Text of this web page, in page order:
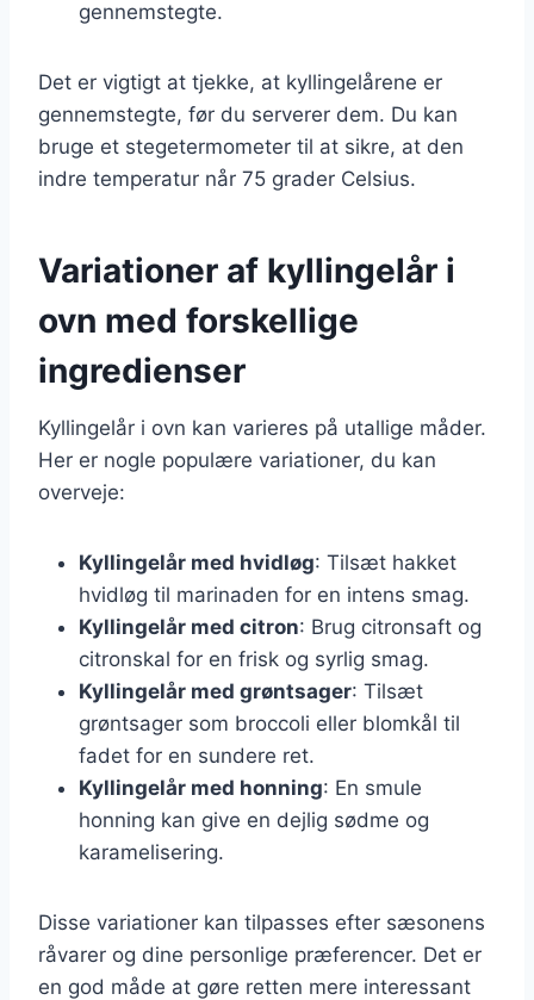
gennemstegte.
Det er vigtigt at tjekke, at kyllingelårene er
gennemstegte, før du serverer dem. Du kan
bruge et stegetermometer til at sikre, at den
indre temperatur når 75 grader Celsius.
Variationer af kyllingelår i
ovn med forskellige
ingredienser
Kyllingelår i ovn kan varieres på utallige måder.
Her er nogle populære variationer, du kan
overveje:
Kyllingelår med hvidløg: Tilsæt hakket
hvidløg til marinaden for en intens smag.
Kyllingelår med citron: Brug citronsaft og
citronskal for en frisk og syrlig smag.
Kyllingelår med grøntsager: Tilsæt
grøntsager som broccoli eller blomkål til
fadet for en sundere ret.
Kyllingelår med honning: En smule
honning kan give en dejlig sødme og
karamelisering.
Disse variationer kan tilpasses efter sæsonens
råvarer og dine personlige præferencer. Det er
en god måde at gøre retten mere interessant